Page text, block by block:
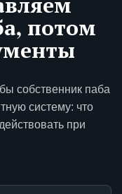
потом
собственник паба
систему: что
при